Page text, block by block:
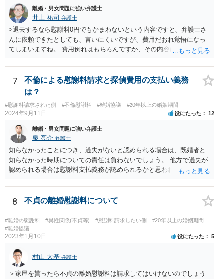
できるかどうかの方が重要だと思います（合意できなれば納得した金
額をもらえないという意味では、奥様の不満は残るからです）。 特別
経費という問題はあるのですが、一般には、収入から婚姻費用は定め
られ、全ての生活費が入っていると見ます。奥様の利益のために支払
っている費用については、婚姻費用から引くことも相当だと思いま
す。
離婚・男女問題に強い弁護士
井上 祐司 弁護士
>退去するなら慰謝料0円でもかまわないという内容ですと、弁護士さ
んに依頼できたとしても、言いにくいですが、費用だおれ覚悟になっ
てしまいますね。 費用倒れはもちろんですが、その内容は、法律的に
は期待しにくいと思います。 内容証明又は弁護士に委任することを検
討されているのであれば、慰謝料請求に限定した方がよいでしょう。
内容証明郵便において、「退去するのであれば慰謝料は要らない」と
あなたが書いたとしても、法律上、あなたに建物からの退去を求める
権限はないので、やはり不自然になってしまいます。
7
不倫による慰謝料請求と探偵費用の支払い義務
は？
#慰謝料請求された側 #不倫慰謝料 #離婚協議 #20年以上の婚姻期間
2024年9月11日 役にたった 12
離婚・男女問題に強い弁護士
泉 亮介 弁護士
知らなかったことにつき、過失がないと認められる場合は、既婚者と
知らなかった時期についての責任は負わないでしょう。 他方で過失が
認められる場合は慰謝料支払義務が認められるかと思われます。 ま
観的な事実かは不明なため、客観的な事実として婚姻関係が破綻して
いたことが証明できない限り、そのような説明を受けていたとしても
偵費用については認められるケースもありますが、一部に限られるも
のも多く、少なくとも最初から支払いに合意はせず、支払い義務がな
いことを主張し争うこととなるかと思われます。
8 不貞の離婚慰謝料について
#離婚の慰謝料 #異性関係(不貞等) #慰謝料請求したい側
#20年以上の婚姻期間
#離婚協議
2023年1月10日 役にたった 5
村山 大基 弁護士
＞家屋を貰ったら不貞の離婚慰謝料は請求してはいけないのでしょう